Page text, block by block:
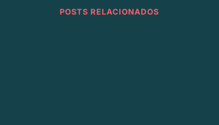
POSTS RELACIONADOS